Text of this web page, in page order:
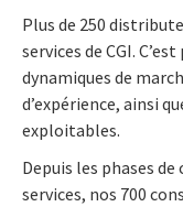
Plus de 250
services de CGI.
dynamiques de
d’expérience, ainsi
exploitables.
Depuis les phases
services, nos 700